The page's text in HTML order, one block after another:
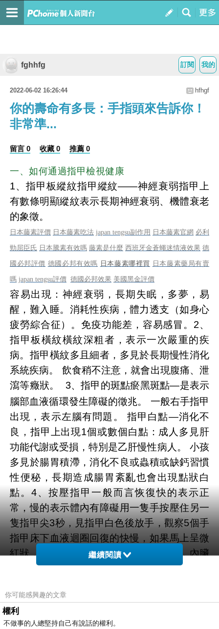
我的
訂閱
fghhfg
2022-06-02 16:26:44 hfhgf
你的壽命有多長：手指頭來告訴你！
非常準...
留言 0 收藏 0 推薦 0
一、如何通過指甲檢視健康
1、指甲板縱紋指甲縱紋——神經衰弱指甲上
有數條明顯縱紋表示長期神經衰弱、機體衰老
的象徵。
日本藤素評價 日本藤素吃法 japan tengsu副作用 日本藤素官網 必利
勁屈臣氏 日本騰素有效嗎 藤素是什麼 西班牙金蒼蠅迷情液效果 德
國必邦評價 德國必邦有效嗎 日本藤素哪裡買 日本藤素藥局有賣
嗎 japan tengsu評價 德國必邦效果 美國黑金評價
容易出現： 神經衰弱，長期失眠，多夢，易
醒，難入睡。 消耗性疾病，體力透支（如身心
疲勞綜合征）。 免疫功能差，容易感冒。 2、
指甲板橫紋橫紋深粗者，表示一次嚴重的疾
病。 指甲橫紋多且細者，多見於長期慢性消化
系統疾病。 飲食稍不注意，就會出現腹痛、泄
瀉等癥狀。
3、指甲的斑點瘀黑斑點—是表示
腦部血液循環發生障礙的徵兆。 一般右手指甲
出現，表示左腦有問題。 指甲白點—消化不
良，指甲上出現1個或數個白點：成人多見肝
功能代謝或受損，特別是乙肝慢性病人。 小孩
多見於腸胃積滯，消化不良或蟲積或缺鈣習慣
性便秘，長期造成腸胃紊亂也會出現點狀白
點。4、按壓指甲一般而言恢復快的表示正
常，慢的表示體內有障礙用一隻手按壓住另一
隻指甲尖3秒，見指甲白色後放手，觀察5個手
指甲床下血液迴圈回復的快慢，如果馬上呈微
紅狀，則表示健康，說明血液迴圈順暢，內臟
機能活潑。 如果有1個指頭血液迴圈不良，則
5、半月痕-正常
半月痕面積占指甲的1/5; 半月痕的顏色為奶白
繼續閱讀
你可能感興趣的文章
權利
不做事的人總堅持自己有說話的權利。